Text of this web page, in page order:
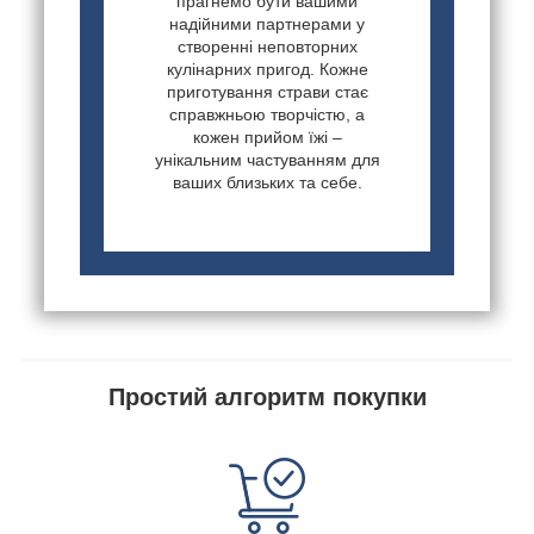
надійними партнерами у
створенні неповторних
кулінарних пригод. Кожне
приготування страви стає
справжньою творчістю, а
кожен прийом їжі –
унікальним частуванням для
ваших близьких та себе.
Простий алгоритм покупки